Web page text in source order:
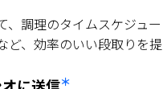
、調理のタイムスケジュー
ど、効率のいい段取りを提
に送信＊